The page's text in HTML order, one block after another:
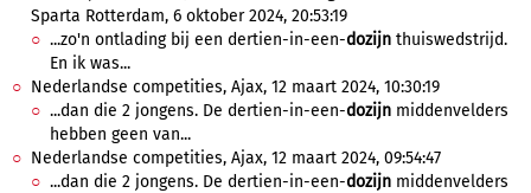
Sparta Rotterdam, 6 oktober 2024, 20:53:19
...zo'n ontlading bij een dertien-in-een-dozijn thuiswedstrijd.
En ik was...
Nederlandse competities, Ajax, 12 maart 2024, 10:30:19
...dan die 2 jongens. De dertien-in-een-dozijn middenvelders
hebben geen van...
Nederlandse competities, Ajax, 12 maart 2024, 09:54:47
...dan die 2 jongens. De dertien-in-een-dozijn middenvelders